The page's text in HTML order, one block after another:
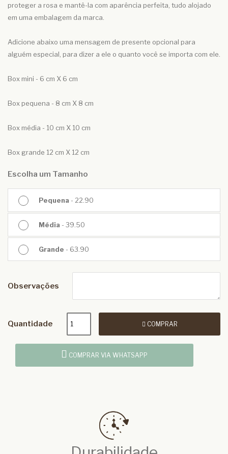
proteger a rosa e mantê-la com aparência perfeita, tudo alojado
em uma embalagem da marca.
Adicione abaixo uma mensagem de presente opcional para
alguém especial, para dizer a ele o quanto você se importa com ele.
Box mini - 6 cm X 6 cm
Box pequena - 8 cm X 8 cm
Box média - 10 cm X 10 cm
Box grande 12 cm X 12 cm
Escolha um Tamanho
Pequena - 22.90
Média - 39.50
Grande - 63.90
Observações
Quantidade COMPRAR
COMPRAR VIA WHATSAPP